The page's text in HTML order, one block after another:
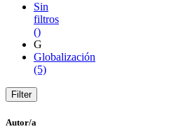
Sin
filtros
()
G
Globalización
(5)
Autor/a